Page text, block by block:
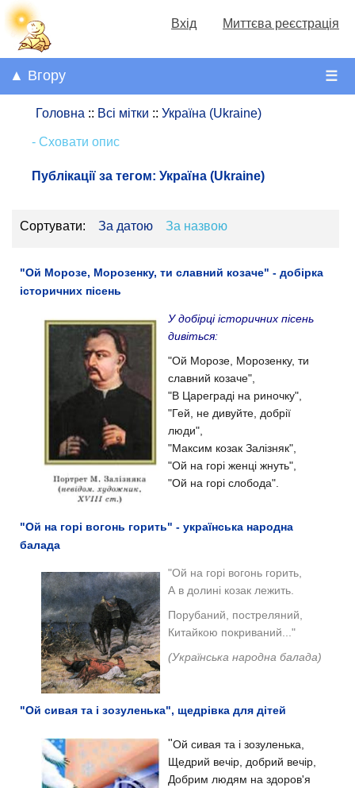
Вхід Миттєва реєстрація
☰
▲ Вгору
Головна :: Всі мітки :: Україна (Ukraine)
- Сховати опис
Публікації за тегом: Україна (Ukraine)
Сортувати: За датою За назвою
"Ой Морозе, Морозенку, ти славний козаче" - добірка
історичних пісень
У добірці історичних пісень
дивіться:
"Ой Морозе, Морозенку, ти
славний козаче",
"В Цареграді на риночку",
"Гей, не дивуйте, добрії
люди",
"Максим козак Залізняк",
"Ой на горі женці жнуть",
"Ой на горі слобода".
"Ой на горі вогонь горить" - українська народна
балада
"Ой на горі вогонь горить,
А в долині козак лежить.
Порубаний, постреляний,
Китайкою покриваний..."
(Українська народна балада)
"Ой сивая та і зозуленька", щедрівка для дітей
"Ой сивая та і зозуленька,
Щедрий вечір, добрий вечір,
Добрим людям на здоров'я